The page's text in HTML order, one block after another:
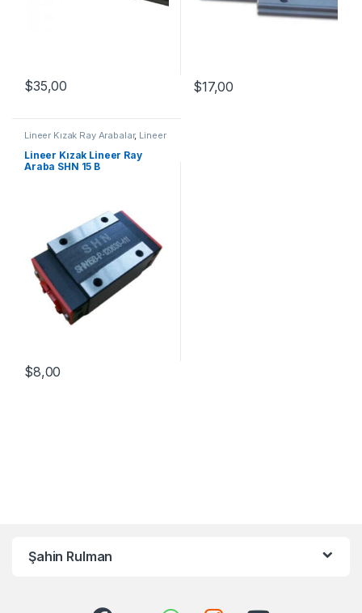
$35,00 $17,00
Lineer Kızak Ray Arabalar, Lineer
Ray Araba SHN B Serisi Mekanik
Ürünler
Lineer Kızak Lineer Ray
Araba SHN 15 B
$8,00
Şahin Rulman